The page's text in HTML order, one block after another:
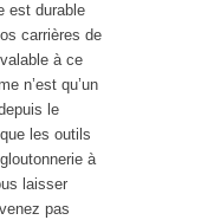
est durable
carrières de
à ce
n’est qu’un
le
les outils
à
laisser
pas